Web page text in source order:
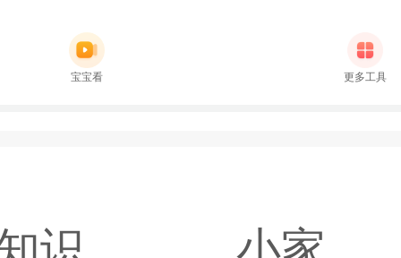
宝宝看 更多工具